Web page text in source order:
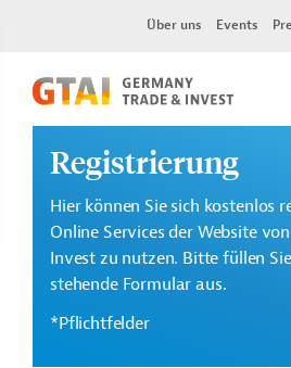
Über uns Events
Registrierung
Hier können Sie sich kostenlos
Online Services der Website
Invest zu nutzen. Bitte füllen
stehende Formular aus.
*Pflichtfelder